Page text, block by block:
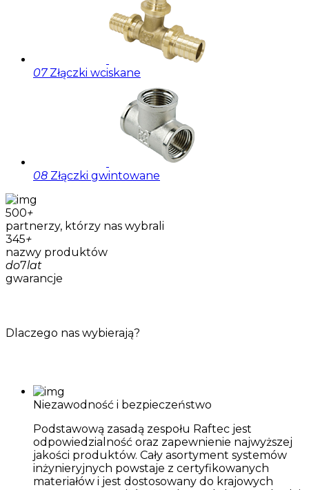
07 Złączki wciskane
08 Złączki gwintowane
500+
partnerzy, którzy nas wybrali
345+
nazwy produktów
do7lat
gwarancje
Dlaczego nas wybierają?
Niezawodność i bezpieczeństwo
Podstawową zasadą zespołu Raftec jest
odpowiedzialność oraz zapewnienie najwyższej
jakości produktów. Cały asortyment systemów
inżynieryjnych powstaje z certyfikowanych
materiałów i jest dostosowany do krajowych